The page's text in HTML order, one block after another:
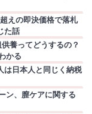
えの即決価格で落札
た話
養ってどうするの？
かる
は日本人と同じく納税
ン、膣ケアに関する